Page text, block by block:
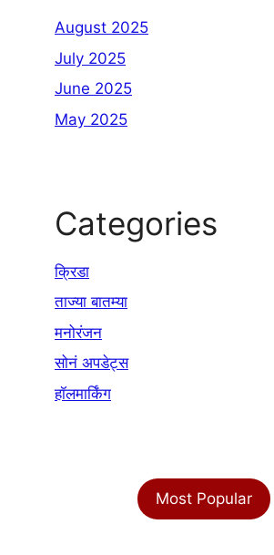
August 2025
July 2025
June 2025
May 2025
Categories
क्रिडा
ताज्या बातम्या
मनोरंजन
सोनं अपडेट्स
हॉलमार्किंग
Most Popular